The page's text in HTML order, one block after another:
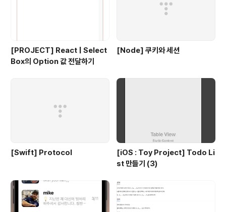
[PROJECT] React | Select
Box의 Option 값 전달하기
[Node] 쿠키와 세션
[Swift] Protocol
[iOS : Toy Project] Todo Li
st 만들기 (3)